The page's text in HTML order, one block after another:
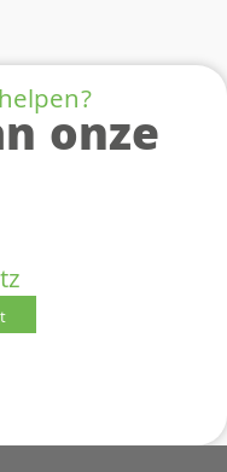
onze